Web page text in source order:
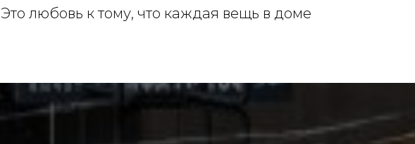
любовь к тому, что каждая вещь в доме